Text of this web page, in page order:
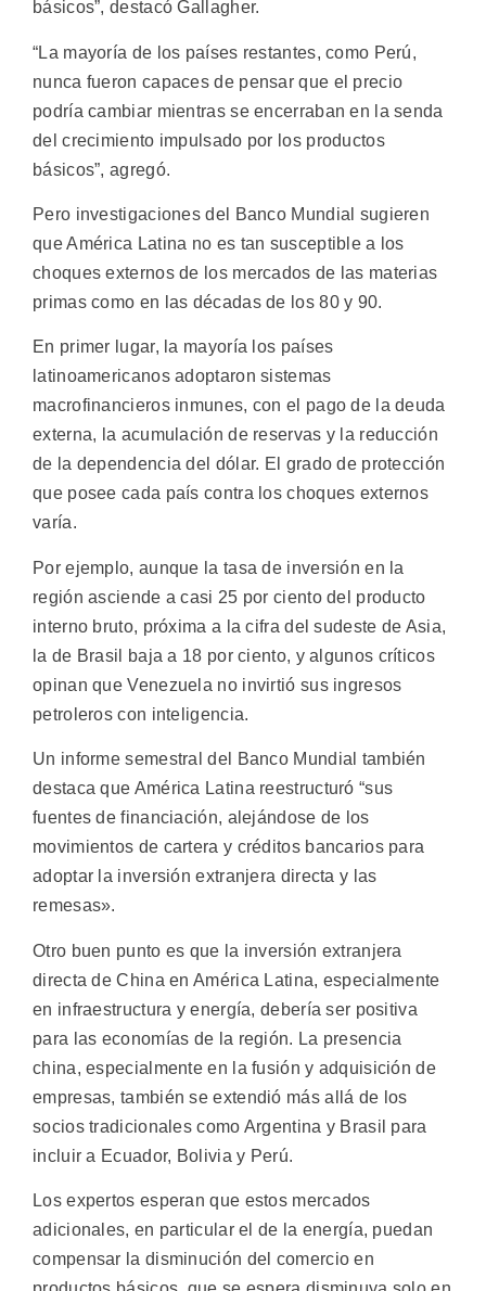
básicos”, destacó Gallagher.
“La mayoría de los países restantes, como Perú,
nunca fueron capaces de pensar que el precio
podría cambiar mientras se encerraban en la senda
del crecimiento impulsado por los productos
básicos”, agregó.
Pero investigaciones del Banco Mundial sugieren
que América Latina no es tan susceptible a los
choques externos de los mercados de las materias
primas como en las décadas de los 80 y 90.
En primer lugar, la mayoría los países
latinoamericanos adoptaron sistemas
macrofinancieros inmunes, con el pago de la deuda
externa, la acumulación de reservas y la reducción
de la dependencia del dólar. El grado de protección
que posee cada país contra los choques externos
varía.
Por ejemplo, aunque la tasa de inversión en la
región asciende a casi 25 por ciento del producto
interno bruto, próxima a la cifra del sudeste de Asia,
la de Brasil baja a 18 por ciento, y algunos críticos
opinan que Venezuela no invirtió sus ingresos
petroleros con inteligencia.
Un informe semestral del Banco Mundial también
destaca que América Latina reestructuró “sus
fuentes de financiación, alejándose de los
movimientos de cartera y créditos bancarios para
adoptar la inversión extranjera directa y las
remesas».
Otro buen punto es que la inversión extranjera
directa de China en América Latina, especialmente
en infraestructura y energía, debería ser positiva
para las economías de la región. La presencia
china, especialmente en la fusión y adquisición de
empresas, también se extendió más allá de los
socios tradicionales como Argentina y Brasil para
incluir a Ecuador, Bolivia y Perú.
Los expertos esperan que estos mercados
adicionales, en particular el de la energía, puedan
compensar la disminución del comercio en